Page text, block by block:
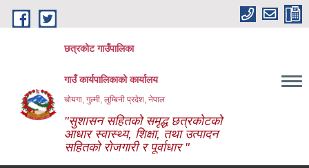
Skip to main content
छत्रकोट गाउँपालिका
गाउँ कार्यपालिकाको कार्यालय
चोयगा, गुल्मी, लुम्बिनी प्रदेश, नेपाल
"सुशासन सहितको समृद्ध छत्रकोटको
आधार स्वास्थ्य, शिक्षा, तथा उत्पादन
सहितको रोजगारी र पूर्वाधार "